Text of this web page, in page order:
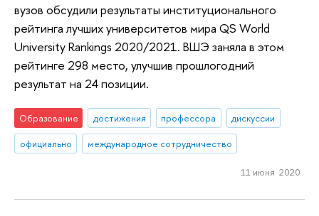
вузов обсудили результаты институционального
рейтинга лучших университетов мира QS World
University Rankings 2020/2021. ВШЭ заняла в этом
рейтинге 298 место, улучшив прошлогодний
результат на 24 позиции.
Образование достижения профессора
дискуссии
официально
международное сотрудничество
11 июня 2020